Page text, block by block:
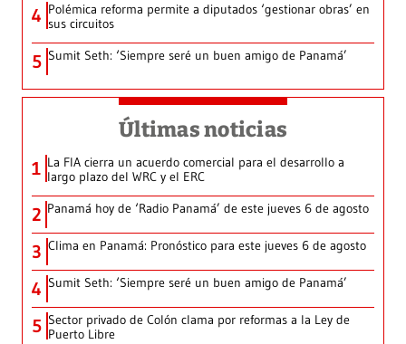
4 Polémica reforma permite a diputados ‘gestionar obras’ en
sus circuitos
5 Sumit Seth: ‘Siempre seré un buen amigo de Panamá’
Últimas noticias
1 La FIA cierra un acuerdo comercial para el desarrollo a
largo plazo del WRC y el ERC
2 Panamá hoy de ‘Radio Panamá’ de este jueves 6 de agosto
3 Clima en Panamá: Pronóstico para este jueves 6 de agosto
4 Sumit Seth: ‘Siempre seré un buen amigo de Panamá’
5 Sector privado de Colón clama por reformas a la Ley de
Puerto Libre